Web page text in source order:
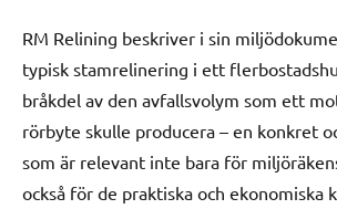
RM Relining beskriver i sin
typisk stamrelinering i ett
bråkdel av den avfallsvolym som ett
rörbyte skulle producera – en konkret
som är relevant inte bara för
också för de praktiska och ekonomiska